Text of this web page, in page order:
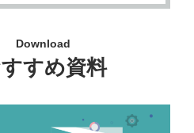
Download
すめ資料